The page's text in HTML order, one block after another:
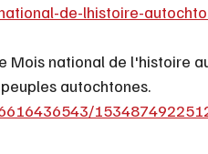
de-lhistoire-
Mois national de l'histoire
autochtones.